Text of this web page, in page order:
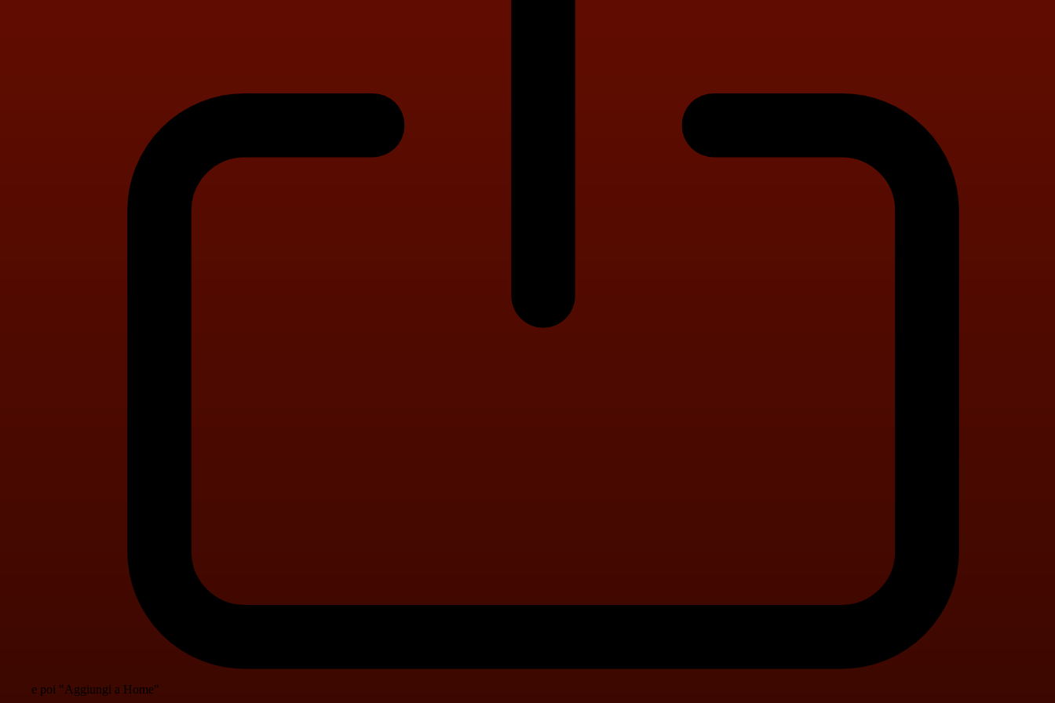
e poi "Aggiungi a Home"